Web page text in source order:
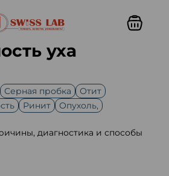
уха
Серная пробка
Отит
Ринит Опухоль,
диагностика и способы